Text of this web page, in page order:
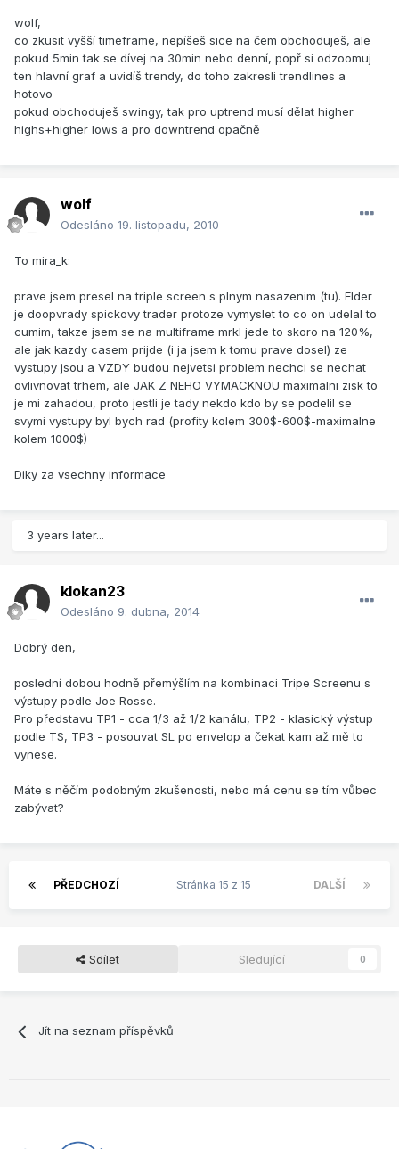
wolf,
co zkusit vyšší timeframe, nepíšeš sice na čem obchoduješ, ale
pokud 5min tak se dívej na 30min nebo denní, popř si odzoomuj
ten hlavní graf a uvidíš trendy, do toho zakresli trendlines a
hotovo
pokud obchoduješ swingy, tak pro uptrend musí dělat higher
highs+higher lows a pro downtrend opačně
wolf
Odesláno 19. listopadu, 2010
To mira_k:
prave jsem presel na triple screen s plnym nasazenim (tu). Elder
je doopvrady spickovy trader protoze vymyslet to co on udelal to
cumim, takze jsem se na multiframe mrkl jede to skoro na 120%,
ale jak kazdy casem prijde (i ja jsem k tomu prave dosel) ze
vystupy jsou a VZDY budou nejvetsi problem nechci se nechat
ovlivnovat trhem, ale JAK Z NEHO VYMACKNOU maximalni zisk to
je mi zahadou, proto jestli je tady nekdo kdo by se podelil se
svymi vystupy byl bych rad (profity kolem 300$-600$-maximalne
kolem 1000$)
Diky za vsechny informace
3 years later...
klokan23
Odesláno 9. dubna, 2014
Dobrý den,
poslední dobou hodně přemýšlím na kombinaci Tripe Screenu s
výstupy podle Joe Rosse.
Pro představu TP1 - cca 1/3 až 1/2 kanálu, TP2 - klasický výstup
podle TS, TP3 - posouvat SL po envelop a čekat kam až mě to
vynese.
Máte s něčím podobným zkušenosti, nebo má cenu se tím vůbec
zabývat?
PŘEDCHOZÍ DALŠÍ
Stránka 15 z 15
Sdílet Sledující 0
Jít na seznam příspěvků